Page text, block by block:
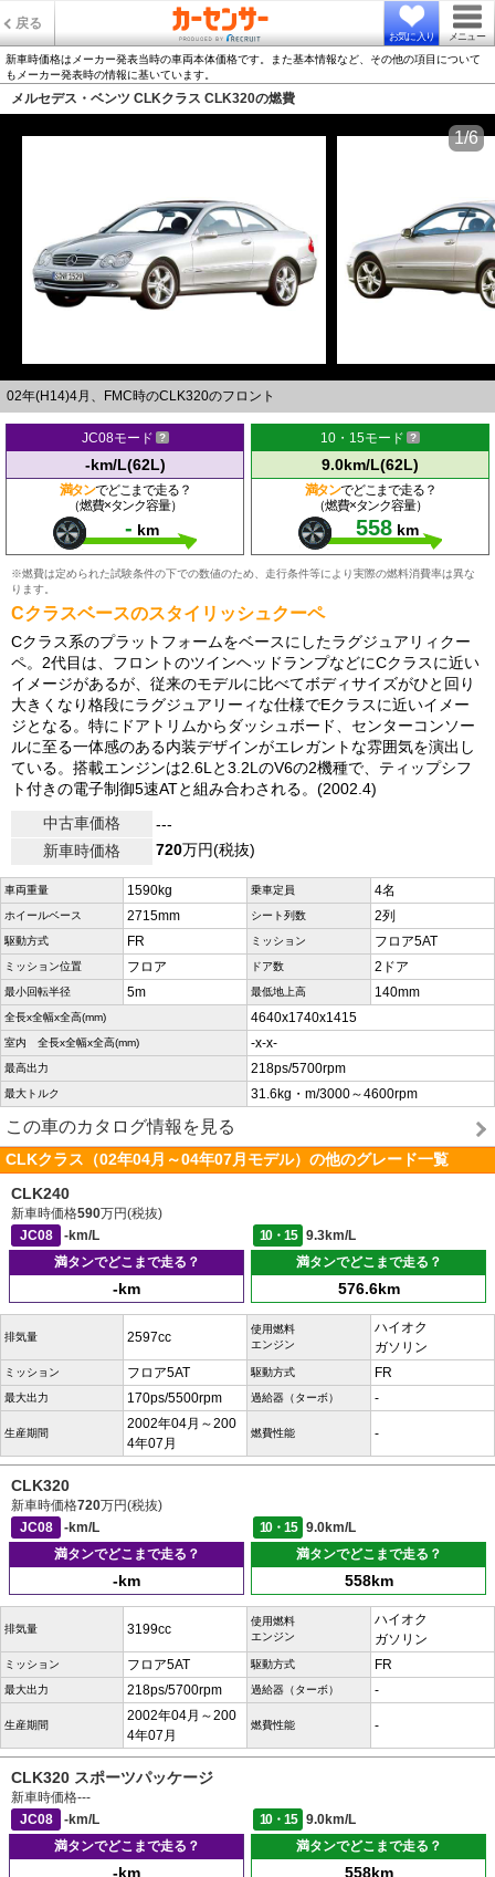
戻る
お気に入り メニュー
新車時価格はメーカー発表当時の車両本体価格です。また基本情報など、その他の項目について
もメーカー発表時の情報に基いています。
メルセデス・ベンツ CLKクラス CLK320の燃費
02年(H14)4月、FMC時のCLK320のフロント
1/6
JC08モード
-km/L(62L)
満タンでどこまで走る？
（燃費×タンク容量）
- km
10・15モード
9.0km/L(62L)
満タンでどこまで走る？
（燃費×タンク容量）
558 km
※燃費は定められた試験条件の下での数値のため、走行条件等により実際の燃料消費率は異な
ります。
Cクラスベースのスタイリッシュクーペ
Cクラス系のプラットフォームをベースにしたラグジュアリィクー
ペ。2代目は、フロントのツインヘッドランプなどにCクラスに近い
イメージがあるが、従来のモデルに比べてボディサイズがひと回り
大きくなり格段にラグジュアリーィな仕様でEクラスに近いイメー
ジとなる。特にドアトリムからダッシュボード、センターコンソー
ルに至る一体感のある内装デザインがエレガントな雰囲気を演出し
ている。搭載エンジンは2.6Lと3.2LのV6の2機種で、ティップシフ
ト付きの電子制御5速ATと組み合わされる。(2002.4)
中古車価格
---
新車時価格
720万円(税抜)
車両重量 1590kg 乗車定員 4名
ホイールベース 2715mm シート列数 2列
駆動方式 FR ミッション フロア5AT
ミッション位置 フロア ドア数 2ドア
最小回転半径 5m 最低地上高 140mm
全長x全幅x全高(mm) 4640x1740x1415
室内 全長x全幅x全高(mm) -x-x-
最高出力 218ps/5700rpm
最大トルク 31.6kg・m/3000～4600rpm
この車のカタログ情報を見る
CLKクラス（02年04月～04年07月モデル）の他のグレード一覧
CLK240
新車時価格590万円(税抜)
JC08
-km/L 10・15
9.3km/L
満タンでどこまで走る？
-km
満タンでどこまで走る？
576.6km
排気量 2597cc
使用燃料
エンジン
ハイオク
ガソリン
ミッション フロア5AT 駆動方式 FR
最大出力 170ps/5500rpm 過給器（ターボ） -
生産期間
2002年04月～200
4年07月
燃費性能 -
CLK320
新車時価格720万円(税抜)
JC08
-km/L 10・15
9.0km/L
満タンでどこまで走る？
-km
満タンでどこまで走る？
558km
排気量 3199cc
使用燃料
エンジン
ハイオク
ガソリン
ミッション フロア5AT 駆動方式 FR
最大出力 218ps/5700rpm 過給器（ターボ） -
生産期間
2002年04月～200
4年07月
燃費性能 -
CLK320 スポーツパッケージ
新車時価格---
JC08
-km/L 10・15
9.0km/L
満タンでどこまで走る？
-km
満タンでどこまで走る？
558km